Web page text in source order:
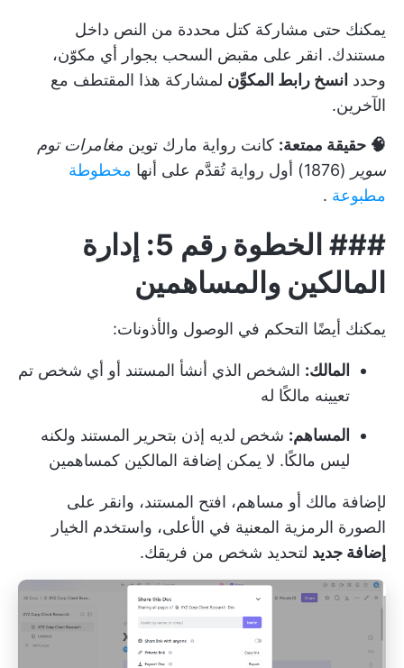
يمكنك حتى مشاركة كتل محددة من النص داخل
مستندك. انقر على مقبض السحب بجوار أي مكوّن،
وحدد انسخ رابط المكوِّن لمشاركة هذا المقتطف مع
الآخرين.
🧠 حقيقة ممتعة: كانت رواية مارك توين مغامرات توم
سوير
(1876) أول رواية تُقدَّم على أنها
مخطوطة
مطبوعة .
###
الخطوة رقم 5: إدارة
المالكين والمساهمين
يمكنك أيضًا التحكم في الوصول والأذونات:
المالك: الشخص الذي أنشأ المستند أو أي شخص تم
تعيينه مالكًا له
المساهم: شخص لديه إذن بتحرير المستند ولكنه
ليس مالكًا. لا يمكن إضافة المالكين كمساهمين
لإضافة مالك أو مساهم، افتح المستند، وانقر على
الصورة الرمزية المعنية في الأعلى، واستخدم الخيار
إضافة جديد لتحديد شخص من فريقك.